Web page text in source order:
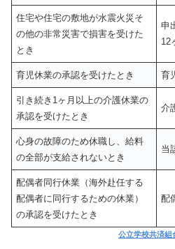
住宅や住宅の敷地が水震火災そ
の他の非常災害で損害を受けた
とき
申
12
育児休業の承認を受けたとき 育
引き続き1ヶ月以上の介護休業の
承認を受けたとき
介
心身の故障のため休職し、給料
の全部が支給されないとき
当
配偶者同行休業（海外赴任する
配偶者に同行するための休業）
の承認を受けたとき
配
公立学校共済組